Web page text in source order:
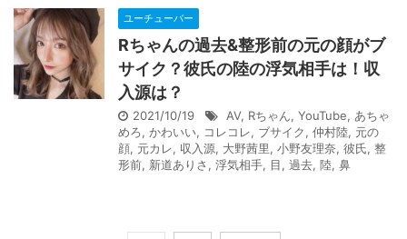
ユーチューバー
Rちゃんの過去&整形前の元の顔がブ
サイク？彼氏の陸の浮気相手は！収
入源は？
2021/10/19 AV, Rちゃん, YouTube, あちゃ
めろ, かわいい, コレコレ, ブサイク, 仲村陸, 元の
顔, 元カレ, 収入源, 大野茜里, 小野友理奈, 彼氏, 整
形前, 新道ありさ , 浮気相手, 目, 過去, 陸, 鼻